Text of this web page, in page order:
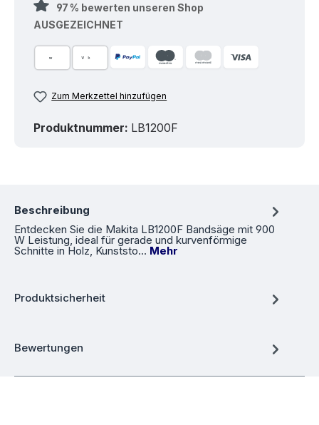
97 % bewerten unseren Shop
AUSGEZEICHNET
Zum Merkzettel hinzufügen
Produktnummer: LB1200F
Beschreibung
Entdecken Sie die Makita LB1200F Bandsäge mit 900
W Leistung, ideal für gerade und kurvenförmige
Schnitte in Holz, Kunststo… Mehr
Produktsicherheit
Bewertungen